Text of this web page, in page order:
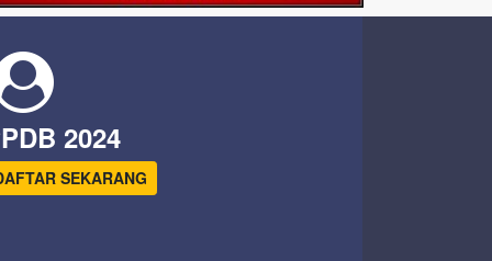
2024
SEKARANG